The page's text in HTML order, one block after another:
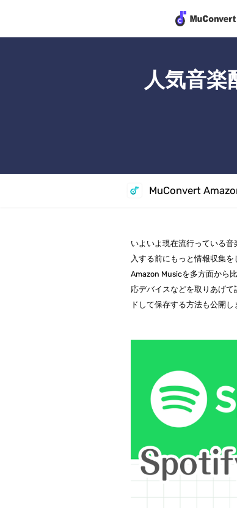
人気音
MuConvert
いよいよ現在流行っている
入する前にもっと情報収集
Amazon Musicを多方面から
応デバイスなどを取りあげ
ドして保存する方法も公開